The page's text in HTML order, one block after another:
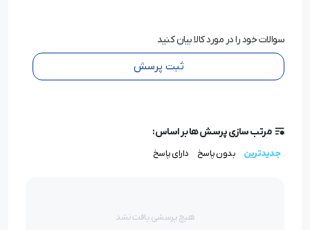
سوالات خود را در مورد کالا بیان کنید
ثبت پرسش
مرتب سازی پرسش ها بر اساس:
جدیدترین بدون پاسخ دارای پاسخ
هیچ پرسشی یافت نشد